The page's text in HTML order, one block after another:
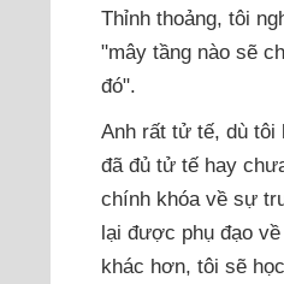
Thỉnh thoảng, tôi
"mây tầng nào sẽ
đó".
Anh rất tử tế, dù tôi
đã đủ tử tế hay
chính khóa về sự
lại được phụ đạo
khác hơn, tôi sẽ